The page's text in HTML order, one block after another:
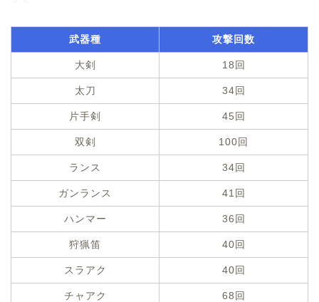
武器種 攻撃回数
大剣 18回
太刀 34回
片手剣 45回
双剣 100回
ランス 34回
ガンランス 41回
ハンマー 36回
狩猟笛 40回
スラアク 40回
チャアク 68回